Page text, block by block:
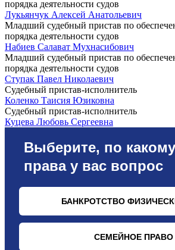
порядка деятельности судов
Лукьянчук Алексей Анатольевич
Младший судебный пристав по
порядка деятельности судов
Набиев Салават Мухнасибович
Младший судебный пристав по
порядка деятельности судов
Ступак Павел Николаевич
Судебный пристав-исполнитель
Коленко Таисия Юзиковна
Судебный пристав-исполнитель
Куцева Любовь Сергеевна